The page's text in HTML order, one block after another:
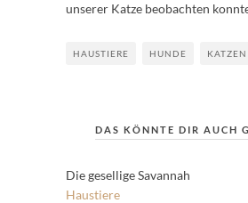
unserer Katze beobachten
HAUSTIERE HUNDE KATZEN
DAS KÖNNTE DIR AUCH
Die gesellige Savannah
Haustiere